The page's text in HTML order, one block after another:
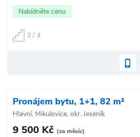
Nabídněte cenu
3 / 4
Pronájem bytu, 1+1, 82 m²
Hlavní, Mikulovice, okr. Jeseník
9 500 Kč (za měsíc)